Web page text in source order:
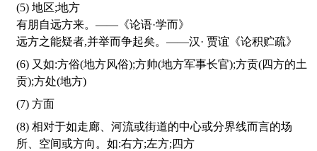
(5) 地区;地方
有朋自远方来。——《论语·学而》
远方之能疑者,并举而争起矣。——汉· 贾谊《论积贮疏》
(6) 又如:方俗(地方风俗);方帅(地方军事长官);方贡(四方的土
贡);方处(地方)
(7) 方面
(8) 相对于如走廊、河流或街道的中心或分界线而言的场
所、空间或方向。如:右方;左方;四方